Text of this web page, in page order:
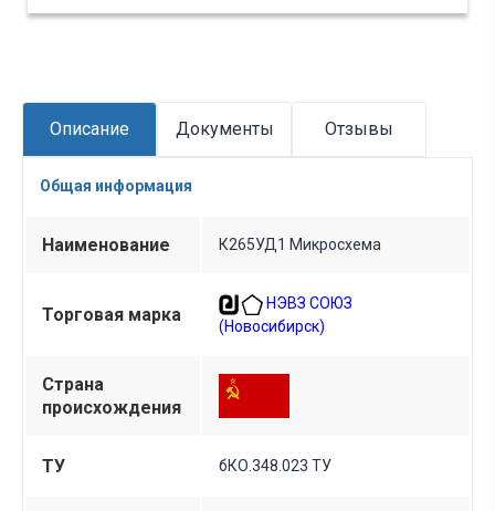
Описание Документы Отзывы
Общая информация
Наименование К265УД1 Микросхема
Торговая марка
НЭВЗ СОЮЗ
(Новосибирск)
Страна
происхождения
ТУ бКО.348.023 ТУ